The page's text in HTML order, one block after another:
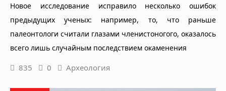
Новое исследование исправило несколько ошибок
предыдущих ученых: например, то, что раньше
палеонтологи считали глазами членистоногого, оказалось
всего лишь случайным последствием окаменения
835 0 Археология